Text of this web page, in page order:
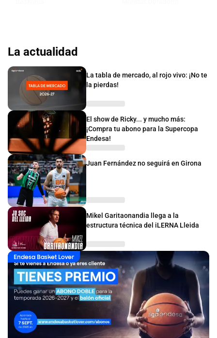
La actualidad
La tabla de mercado, al rojo vivo: ¡No te
la pierdas!
El show de Ricky... y mucho más:
¡Compra tu abono para la Supercopa
Endesa!
Juan Fernández no seguirá en Girona
Mikel Garitaonandia llega a la
estructura técnica del iLERNA Lleida
Endesa Basket Lover